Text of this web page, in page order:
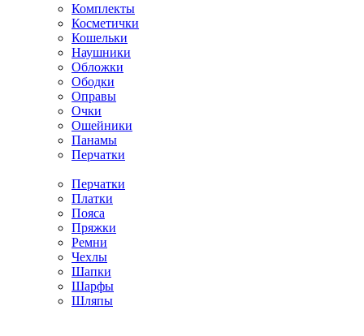
Комплекты
Косметички
Кошельки
Наушники
Обложки
Ободки
Оправы
Очки
Ошейники
Панамы
Перчатки
Перчатки
Платки
Пояса
Пряжки
Ремни
Чехлы
Шапки
Шарфы
Шляпы